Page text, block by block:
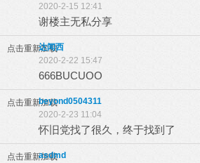
2020-2-15 12:41
谢楼主无私分享
点击重新加载
达闻西
2020-2-22 15:47
666BUCUOO
点击重新加载beyond0504311
2020-2-23 11:04
怀旧党找了很久，终于找到了
点击重新加载
asdmd